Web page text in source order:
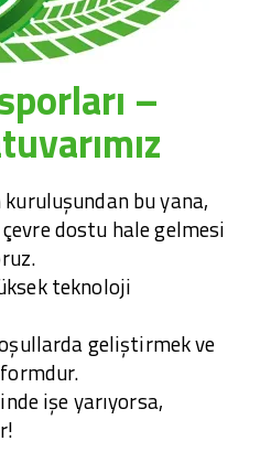
–
kuruluşundan bu yana,
dostu hale gelmesi
teknoloji
geliştirmek ve
işe yarıyorsa,